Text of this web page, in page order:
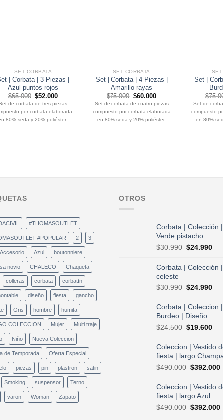
SET CORBATA
| Corbata | 3 Piezas |
Azul puntos rojos
$65.000 El
precio
original
era:
$65.000.
$52.000El
precio
actual
es:
$52.000.
de corbata de tres piezas
por corbata elaborada
80% seda y 20% poliéster.
SET CORBATA
Set | Corbata | 4 Piezas |
Amarillo rayas
$75.000 El
precio
original
era:
$75.000.
$60.000El
precio
actual
es:
$60.000.
Set de corbata de cuatro piezas
compuesto por corbata elaborada
en 80% seda y 20% poliéster.
SET
Set |
$
Set de
compuesto
en 80%
#THOMASOUTLET
#POPULAR 2 3
Accesorio Azul boutonniere
novio CHALECO Chaqueta
colleras corbata corbatín
diseño fiesta gancho
Gris hombre humita
COLECCION Mujer Multi traje
Niño Nueva Coleccion
de Temporada Oferta Especial
piezas pin plastron satin
Smoking suspensor Terno
varon Woman Zapato
OTROS
Corbata | Colección |
Verde pistacho
$30.990 El
original
$24.990El
es:
Corbata | Colección
celeste
$30.990 El
original
era:
$30.990.
$24.990El
es:
Corbata | Coleccion |
Burdeo | Diseño
$24.500 El
original
era:
$24.500.
$19.600El
es:
Coleccion | Vestido
fiesta | largo
$490.000 El
original
era:
$490.000.
$392.000El
Coleccion | Vestido
fiesta | largo Azul
$490.000 El
$392.000El